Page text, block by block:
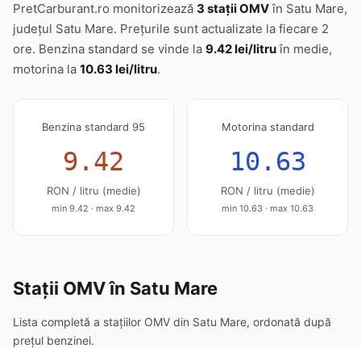
PretCarburant.ro monitorizează 3 stații OMVîn Satu Mare,
județul Satu Mare. Prețurile sunt actualizate la fiecare 2
ore. Benzina standard se vinde la 9.42 lei/litruîn medie,
motorina la 10.63 lei/litru.
Benzina standard 95
9.42
RON / litru (medie)
min 9.42 · max 9.42
Motorina standard
10.63
RON / litru (medie)
min 10.63 · max 10.63
Stații OMV în Satu Mare
Lista completă a stațiilor OMV din Satu Mare, ordonată după
prețul benzinei.